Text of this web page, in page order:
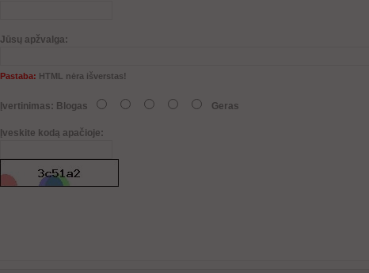
Jūsų apžvalga:
Pastaba: HTML nėra išverstas!
Įvertinimas: Blogas Geras
Įveskite kodą apačioje: